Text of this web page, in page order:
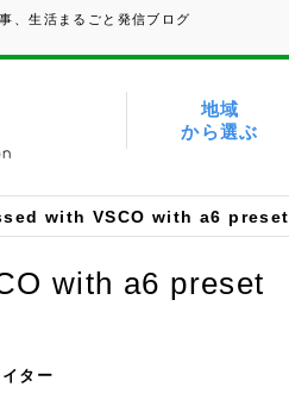
、生活まるごと発信ブログ
地域
から選ぶ
with VSCO with a6 preset
with a6 preset
ター